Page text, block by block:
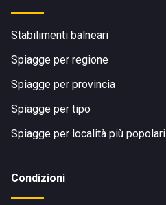
Stabilimenti balneari
Spiagge per regione
Spiagge per provincia
Spiagge per tipo
Spiagge per località più popolari
Condizioni